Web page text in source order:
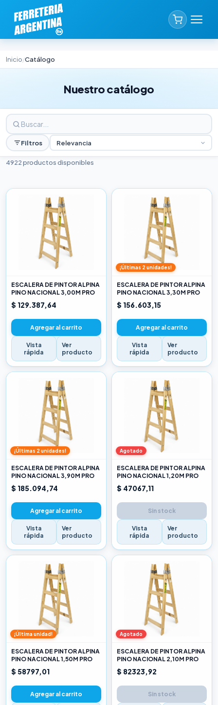
Inicio/Catálogo
Nuestro catálogo
Filtros Relevancia
4922 productos disponibles
ESCALERA DE PINTOR ALPINA
PINO NACIONAL 3,00M PRO
$ 129.387,64
Agregar al carrito
Vista
rápida
Ver
producto
¡Últimas 2 unidades!
ESCALERA DE PINTOR ALPINA
PINO NACIONAL 3,30M PRO
$ 156.603,15
Agregar al carrito
Vista
rápida
Ver
producto
¡Últimas 2 unidades!
ESCALERA DE PINTOR ALPINA
PINO NACIONAL 3,90M PRO
$ 185.094,74
Agregar al carrito
Vista
rápida
Ver
producto
Agotado
ESCALERA DE PINTOR ALPINA
PINO NACIONAL 1,20M PRO
$ 47067,11
Sin stock
Vista
rápida
Ver
producto
¡Última unidad!
ESCALERA DE PINTOR ALPINA
PINO NACIONAL 1,50M PRO
$ 58797,01
Agregar al carrito
Agotado
ESCALERA DE PINTOR ALPINA
PINO NACIONAL 2,10M PRO
$ 82323,92
Sin stock